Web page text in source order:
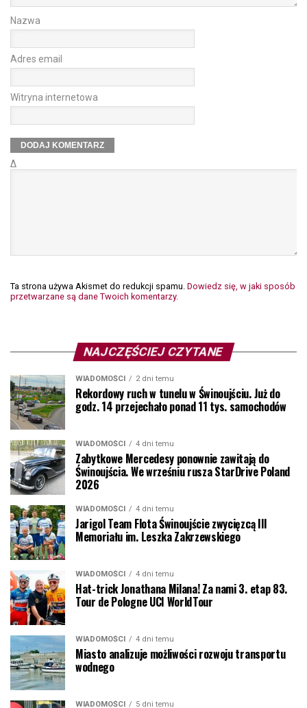
Nazwa
Adres email
Witryna internetowa
Δ
Ta strona używa Akismet do redukcji spamu. Dowiedz się, w jaki sposób
przetwarzane są dane Twoich komentarzy.
NAJCZĘŚCIEJ CZYTANE
WIADOMOŚCI 2 dni temu
Rekordowy ruch w tunelu w Świnoujściu. Już do
godz. 14 przejechało ponad 11 tys. samochodów
WIADOMOŚCI 4 dni temu
Zabytkowe Mercedesy ponownie zawitają do
Świnoujścia. We wrześniu rusza StarDrive Poland
2026
WIADOMOŚCI 4 dni temu
Jarigol Team Flota Świnoujście zwycięzcą III
Memoriału im. Leszka Zakrzewskiego
WIADOMOŚCI 4 dni temu
Hat-trick Jonathana Milana! Za nami 3. etap 83.
Tour de Pologne UCI WorldTour
WIADOMOŚCI 4 dni temu
Miasto analizuje możliwości rozwoju transportu
wodnego
WIADOMOŚCI 5 dni temu